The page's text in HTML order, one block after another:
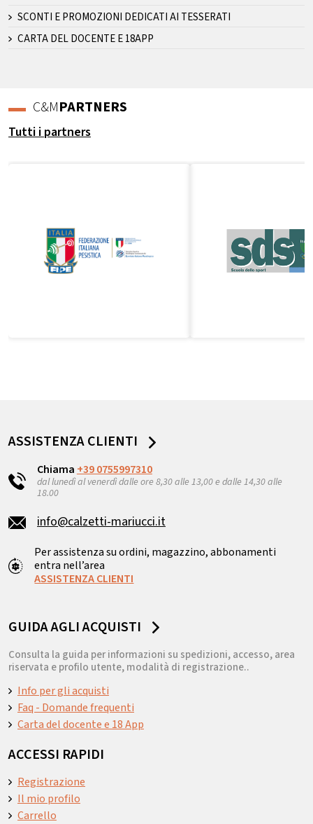
SCONTI E PROMOZIONI DEDICATI AI TESSERATI
CARTA DEL DOCENTE E 18APP
C&MPARTNERS
Tutti i partners
ASSISTENZA CLIENTI
Chiama +39 0755997310
dal lunedì al venerdì dalle ore 8,30 alle 13,00 e dalle 14,30 alle
18.00
info@calzetti-mariucci.it
Per assistenza su ordini, magazzino, abbonamenti
entra nell’area
ASSISTENZA CLIENTI
GUIDA AGLI ACQUISTI
Consulta la guida per informazioni su spedizioni, accesso, area
riservata e profilo utente, modalità di registrazione..
Info per gli acquisti
Faq - Domande frequenti
Carta del docente e 18 App
ACCESSI RAPIDI
Registrazione
Il mio profilo
Carrello